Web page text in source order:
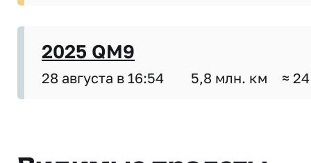
2025 QM9
28 августа в 16:54 5,8 млн. км ≈